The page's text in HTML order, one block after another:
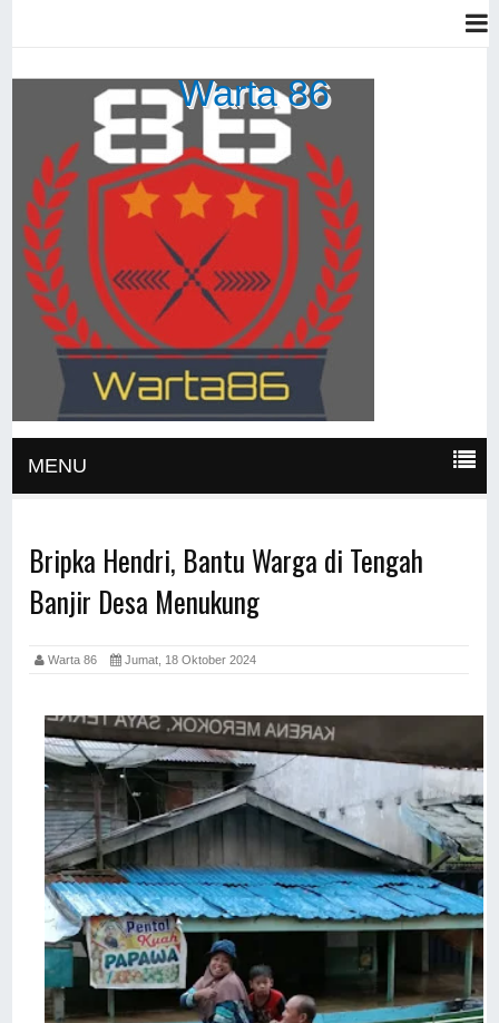
Warta 86
MENU
Bripka Hendri, Bantu Warga di Tengah
Banjir Desa Menukung
Warta 86 Jumat, 18 Oktober 2024